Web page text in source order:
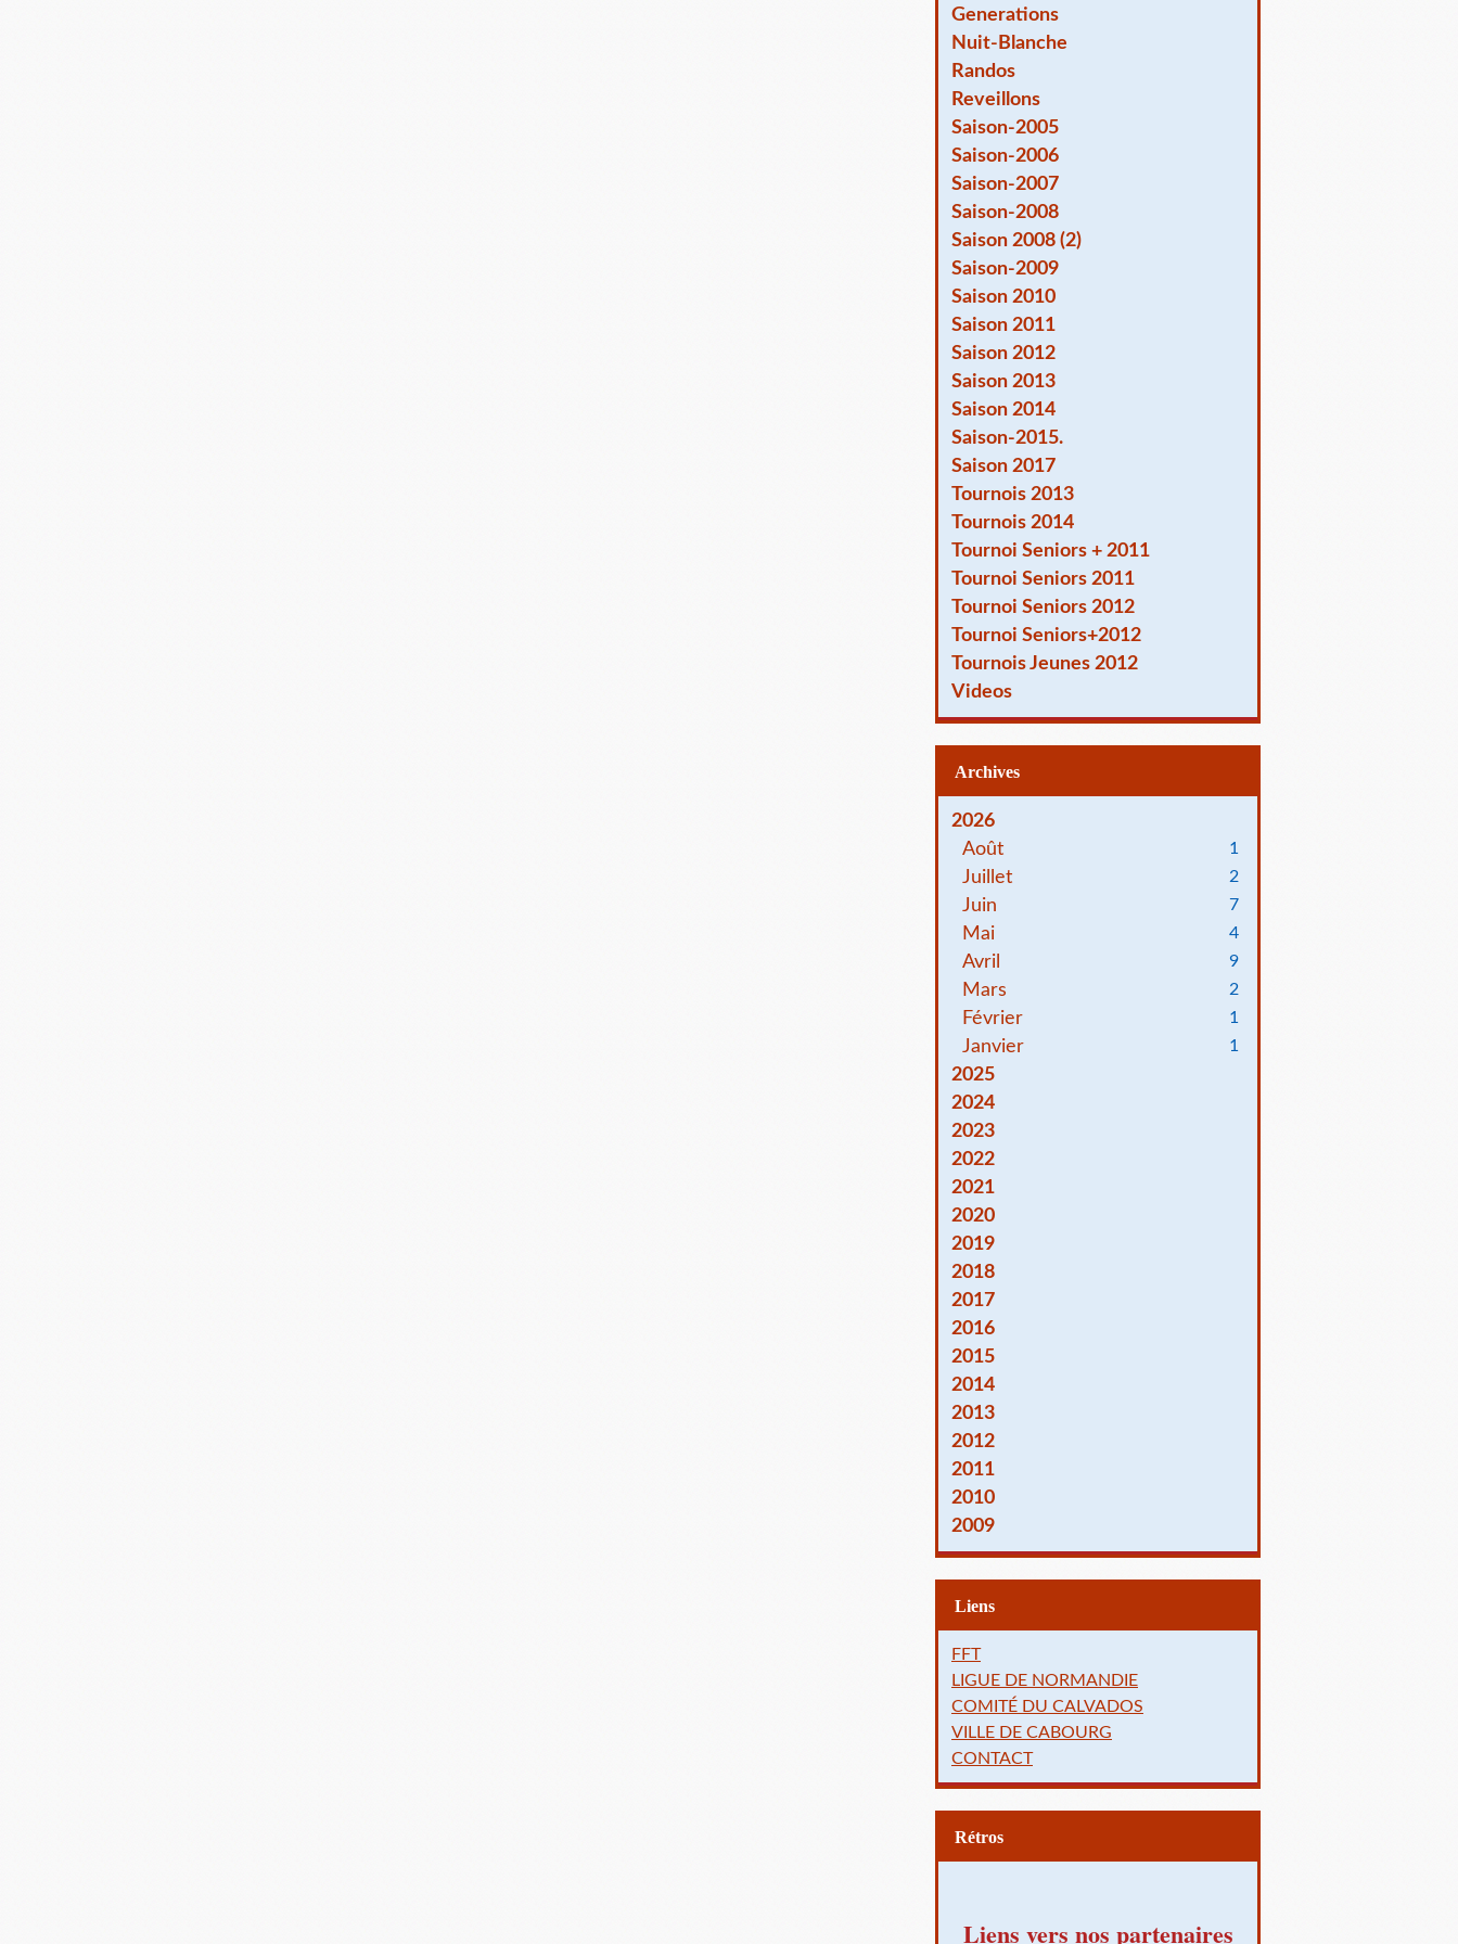
Generations
Nuit-Blanche
Randos
Reveillons
Saison-2005
Saison-2006
Saison-2007
Saison-2008
Saison 2008 (2)
Saison-2009
Saison 2010
Saison 2011
Saison 2012
Saison 2013
Saison 2014
Saison-2015.
Saison 2017
Tournois 2013
Tournois 2014
Tournoi Seniors + 2011
Tournoi Seniors 2011
Tournoi Seniors 2012
Tournoi Seniors+2012
Tournois Jeunes 2012
Videos
Archives
2026
Août
1
Juillet 2
Juin 7
Mai 4
Avril 9
Mars 2
Février 1
Janvier 1
2025
2024
2023
2022
2021
2020
2019
2018
2017
2016
2015
2014
2013
2012
2011
2010
2009
Liens
FFT
LIGUE DE NORMANDIE
COMITÉ DU CALVADOS
VILLE DE CABOURG
CONTACT
Rétros
Liens vers nos partenaires